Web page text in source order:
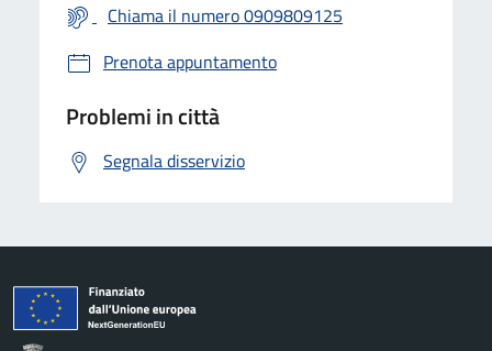
Chiama il numero 0909809125
Prenota appuntamento
Problemi in città
Segnala disservizio